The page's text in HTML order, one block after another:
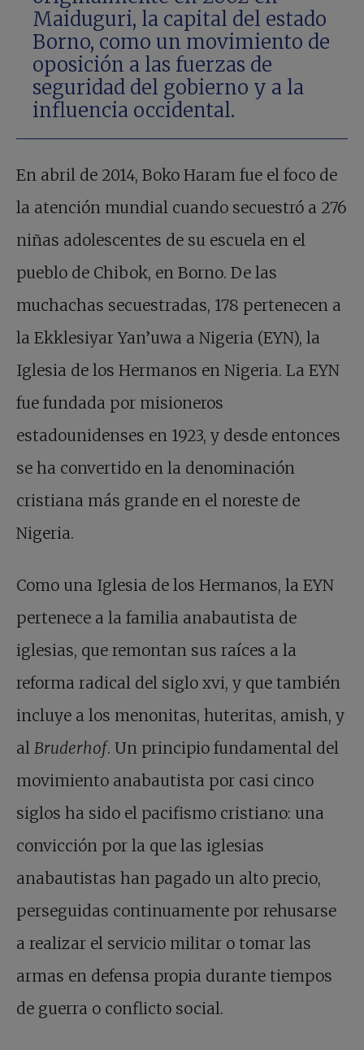
Maiduguri, la capital del estado
Borno, como un movimiento de
oposición a las fuerzas de
seguridad del gobierno y a la
influencia occidental.
En abril de 2014, Boko Haram fue el foco de
la atención mundial cuando secuestró a 276
niñas adolescentes de su escuela en el
pueblo de Chibok, en Borno. De las
muchachas secuestradas, 178 pertenecen a
la Ekklesiyar Yan’uwa a Nigeria (EYN), la
Iglesia de los Hermanos en Nigeria. La EYN
fue fundada por misioneros
estadounidenses en 1923, y desde entonces
se ha convertido en la denominación
cristiana más grande en el noreste de
Nigeria.
Como una Iglesia de los Hermanos, la EYN
pertenece a la familia anabautista de
iglesias, que remontan sus raíces a la
reforma radical del siglo xvi, y que también
incluye a los menonitas, huteritas, amish, y
al Bruderhof. Un principio fundamental del
movimiento anabautista por casi cinco
siglos ha sido el pacifismo cristiano: una
convicción por la que las iglesias
anabautistas han pagado un alto precio,
perseguidas continuamente por rehusarse
a realizar el servicio militar o tomar las
armas en defensa propia durante tiempos
de guerra o conflicto social.